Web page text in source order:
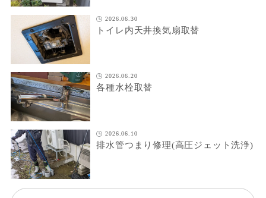
2026.06.30
トイレ内天井換気扇取替
2026.06.20
各種水栓取替
2026.06.10
排水管つまり修理(高圧ジェット洗浄)